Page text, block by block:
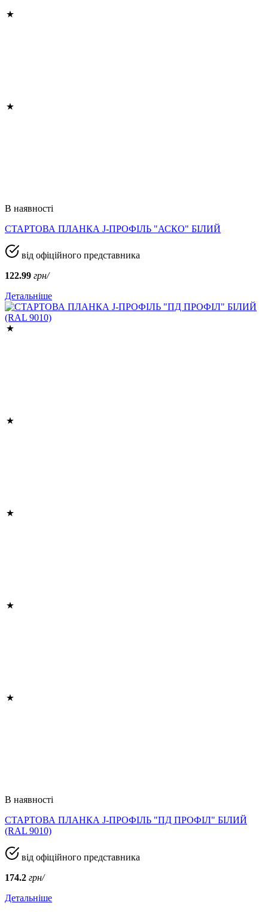
В наявності
СТАРТОВА ПЛАНКА J-ПРОФІЛЬ "АСКО" БІЛИЙ
від офіційного представника
122.99 грн/
Детальніше
В наявності
СТАРТОВА ПЛАНКА J-ПРОФІЛЬ "ПД ПРОФІЛ" БІЛИЙ
(RAL 9010)
від офіційного представника
174.2 грн/
Детальніше